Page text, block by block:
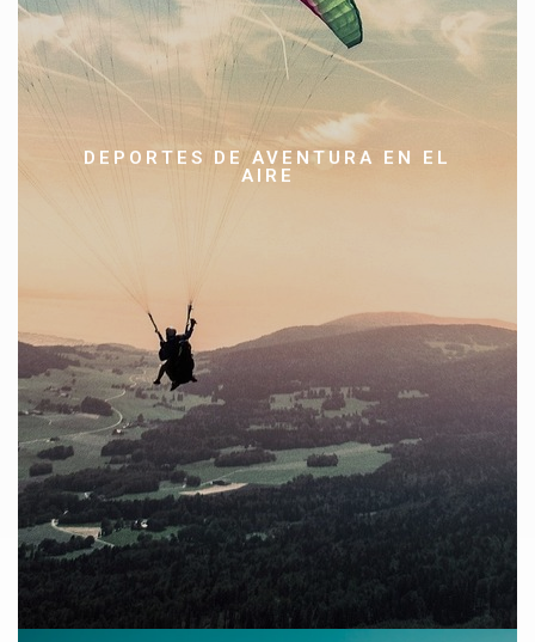
DEPORTES DE AVENTURA EN EL
AIRE
tradicionales son:
puenting, paracaidismo, parapente, descenso en
tirolina, montar en ultraligero
De entre todas las opciones existentes, hay
deportes de
aventuras en el aire
que cuentan con un mayor número de
practicantes. Las más populares son el vuelo en parapente y el
El parapente posiblemente es la actividad que se realiza en el
adrenalina sin comparación.
El puenting es la actividad perfecta para los amantes de las
emociones fuertes en muy pocos segundos. Saltar al vacío
desde un puente ofrece sensaciones únicas que quien prueba
repite.